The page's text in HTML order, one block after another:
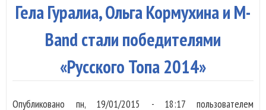
Гела Гуралиа, Ольга Кормухина и M-
Band стали победителями
«Русского Топа 2014»
Опубликовано пн, 19/01/2015 - 18:17 пользователем